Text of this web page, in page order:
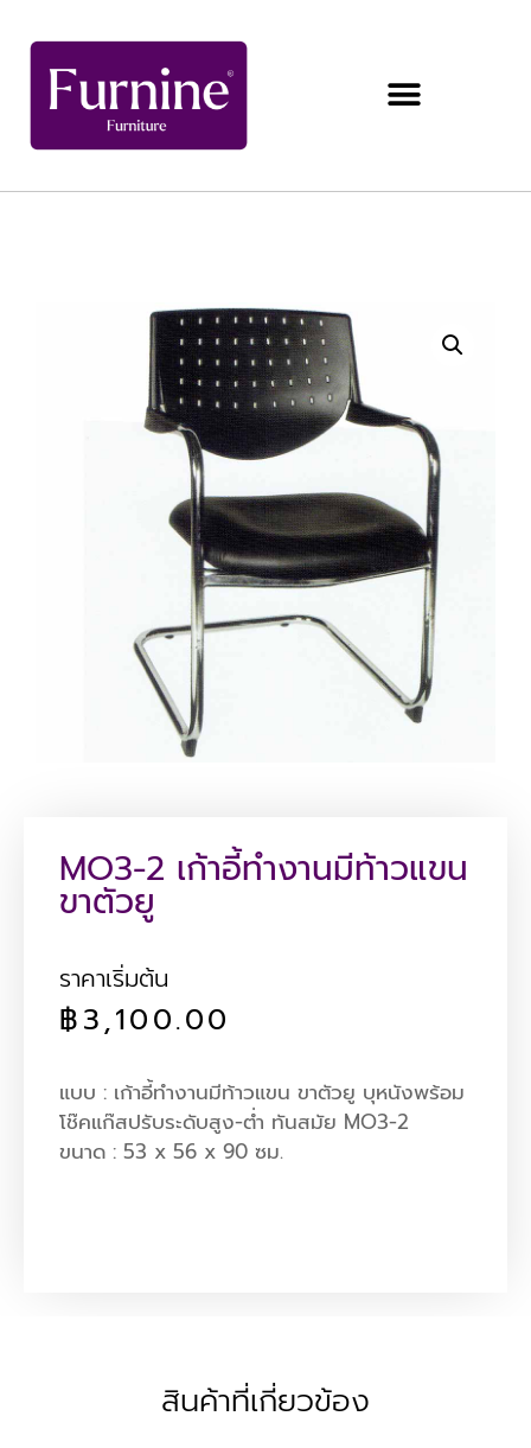
MO3-2 เก้าอี้ทำงานมีท้าวแขน
ขาตัวยู
ราคาเริ่มต้น
฿3,100.00
แบบ : เก้าอี้ทำงานมีท้าวแขน ขาตัวยู บุหนังพร้อม
โช๊คแก๊สปรับระดับสูง-ต่ำ ทันสมัย MO3-2
ขนาด : 53 x 56 x 90 ซม.
สินค้าที่เกี่ยวข้อง